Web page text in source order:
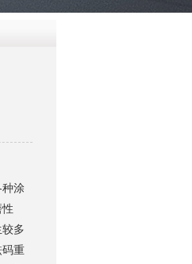
种涂
多
码重